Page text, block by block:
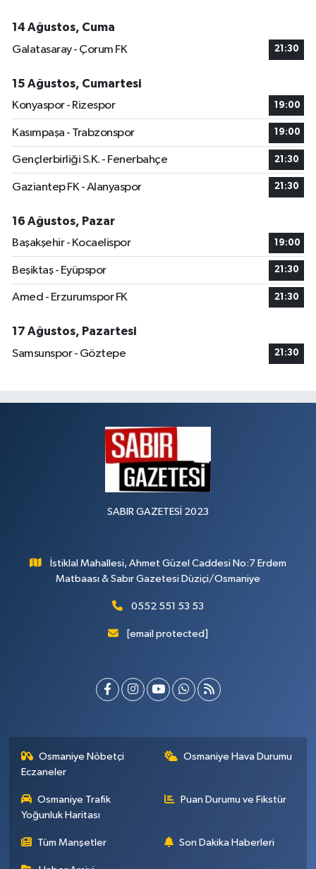
14 Ağustos, Cuma
Galatasaray - Çorum FK
21:30
15 Ağustos, Cumartesi
Konyaspor - Rizespor
19:00
Kasımpaşa - Trabzonspor 19:00
Gençlerbirliği S.K. - Fenerbahçe 21:30
Gaziantep FK - Alanyaspor 21:30
16 Ağustos, Pazar
Başakşehir - Kocaelispor
19:00
Beşiktaş - Eyüpspor 21:30
Amed - Erzurumspor FK 21:30
17 Ağustos, Pazartesi
Samsunspor - Göztepe
21:30
SABIR GAZETESİ 2023
İstiklal Mahallesi, Ahmet Güzel Caddesi No:7 Erdem
Matbaası & Sabır Gazetesi Düziçi/Osmaniye
0552 551 53 53
[email protected]
Osmaniye Nöbetçi
Eczaneler
Osmaniye Hava Durumu
Osmaniye Trafik
Yoğunluk Haritası
Puan Durumu ve Fikstür
Tüm Manşetler Son Dakika Haberleri